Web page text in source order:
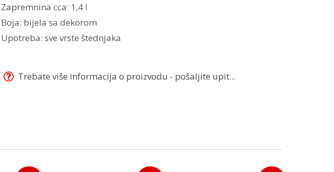
Zapremnina cca: 1,4 l
Boja: bijela sa dekorom
Upotreba: sve vrste štednjaka
Trebate više informacija o proizvodu - pošaljite upit...